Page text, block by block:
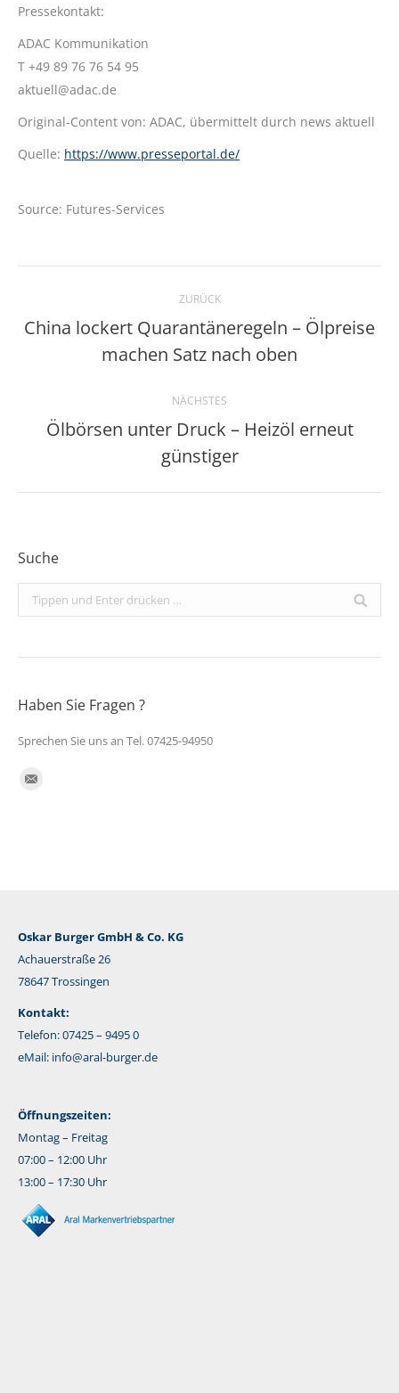
Pressekontakt:
ADAC Kommunikation
T +49 89 76 76 54 95
aktuell@adac.de
Original-Content von: ADAC, übermittelt durch news aktuell
Quelle: https://www.presseportal.de/
Source: Futures-Services
Kommentarnavigation
ZURÜCK
Vorheriger
Beitrag:
China lockert Quarantäneregeln – Ölpreise
machen Satz nach oben
NÄCHSTES
Nächster
Beitrag:
Ölbörsen unter Druck – Heizöl erneut
günstiger
Suche
Search:
Haben Sie Fragen ?
Sprechen Sie uns an Tel. 07425-94950
Finden Sie uns auf:
Oskar Burger GmbH & Co. KG
Achauerstraße 26
78647 Trossingen
Kontakt:
Telefon: 07425 – 9495 0
eMail: info@aral-burger.de
Öffnungszeiten:
Montag – Freitag
07:00 – 12:00 Uhr
13:00 – 17:30 Uhr